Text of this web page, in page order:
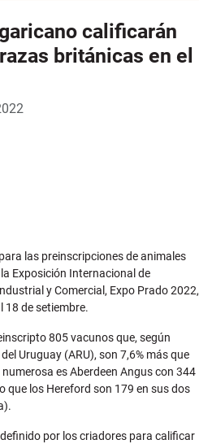
calificarán
británicas en el
las preinscripciones de animales
Exposición Internacional de
y Comercial, Expo Prado 2022,
18 de setiembre.
805 vacunos que, según
Uruguay (ARU), son 7,6% más que
es Aberdeen Angus con 344
que los Hereford son 179 en sus dos
por los criadores para calificar